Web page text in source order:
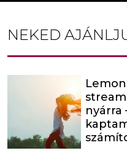
NEKED
nyárra